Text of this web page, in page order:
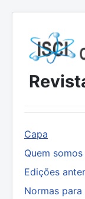
Capa
Quem somos
Edições
Normas